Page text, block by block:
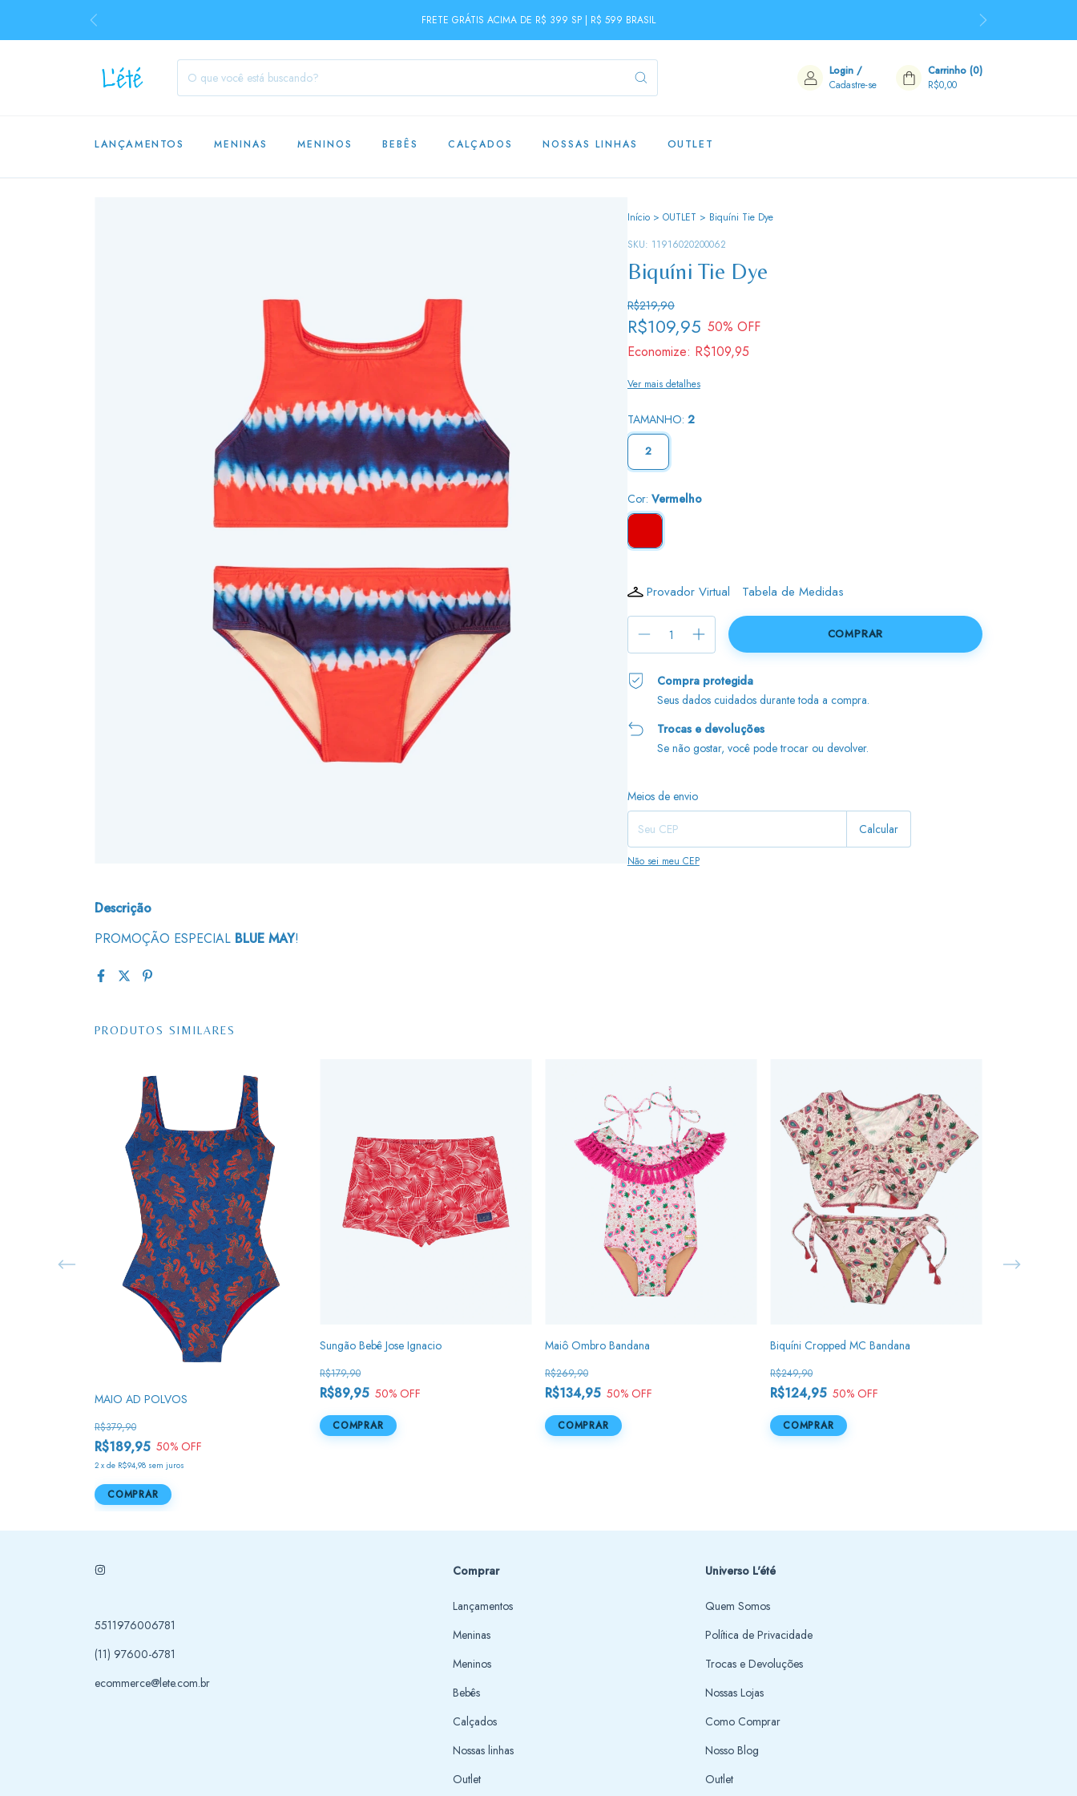
FRETE GRÁTIS ACIMA DE R$ 399 SP | R$ 599 BRASIL
Login /
Cadastre-se
Carrinho (0)
R$0,00
LANÇAMENTOS MENINAS MENINOS BEBÊS CALÇADOS NOSSAS LINHAS OUTLET
Início > OUTLET > Biquíni Tie Dye
SKU: 11916020200062
Biquíni Tie Dye
R$219,90
R$109,95 50% OFF
Economize: R$109,95
Ver mais detalhes
TAMANHO: 2
2
Cor: Vermelho
Provador Virtual Tabela de Medidas
Compra protegida
Seus dados cuidados durante toda a compra.
Trocas e devoluções
Se não gostar, você pode trocar ou devolver.
Entregas para o CEP:
Meios de envio
Calcular
Não sei meu CEP
Descrição
PROMOÇÃO ESPECIAL BLUE MAY!
PRODUTOS SIMILARES
MAIO AD POLVOS
R$189,95
R$379,90
50% OFF
2 x de R$94,98 sem juros
COMPRAR
Sungão Bebê Jose Ignacio
R$89,95
R$179,90
50% OFF
COMPRAR
Maiô Ombro Bandana
R$134,95
R$269,90
50% OFF
COMPRAR
Biquíni Cropped MC Bandana
R$124,95
R$249,90
50% OFF
COMPRAR
5511976006781
(11) 97600-6781
ecommerce@lete.com.br
Comprar
Lançamentos
Meninas
Meninos
Bebês
Calçados
Nossas linhas
Outlet
Universo L'été
Quem Somos
Política de Privacidade
Trocas e Devoluções
Nossas Lojas
Como Comprar
Nosso Blog
Outlet